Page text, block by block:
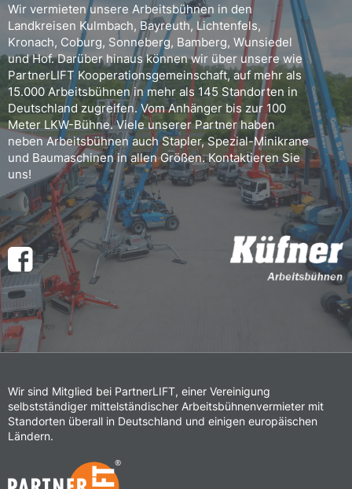
Wir vermieten unsere Arbeitsbühnen in den
Landkreisen Kulmbach, Bayreuth, Lichtenfels,
Kronach, Coburg, Sonneberg, Bamberg, Wunsiedel
und Hof. Darüber hinaus können wir über unsere wie
PartnerLIFT Kooperationsgemeinschaft, auf mehr als
15.000 Arbeitsbühnen in mehr als 145 Standorten in
Deutschland zugreifen. Vom Anhänger bis zur 100
Meter LKW-Bühne. Viele unserer Partner haben
neben Arbeitsbühnen auch Stapler, Spezial-Minikrane
und Baumaschinen in allen Größen. Kontaktieren Sie
uns!
Wir sind Mitglied bei PartnerLIFT, einer Vereinigung
selbstständiger mittelständischer Arbeitsbühnenvermieter mit
Standorten überall in Deutschland und einigen europäischen
Ländern.